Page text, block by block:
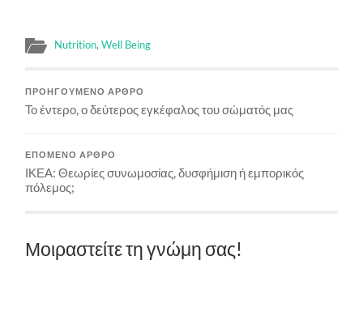
Nutrition,Well Being
ΠΡΟΗΓΟΎΜΕΝΟ ΆΡΘΡΟ
Το έντερο, ο δεύτερος εγκέφαλος του σώματός μας
ΕΠΌΜΕΝΟ ΆΡΘΡΟ
ΙΚΕΑ: Θεωρίες συνωμοσίας, δυσφήμιση ή εμπορικός
πόλεμος;
Μοιραστείτε τη γνώμη σας!